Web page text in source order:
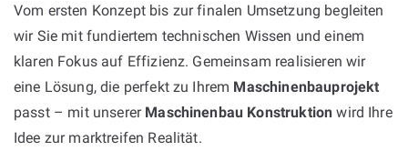
Vom ersten Konzept bis zur finalen Umsetzung begleiten
wir Sie mit fundiertem technischen Wissen und einem
klaren Fokus auf Effizienz. Gemeinsam realisieren wir
eine Lösung, die perfekt zu Ihrem Maschinenbauprojekt
passt – mit unserer Maschinenbau Konstruktion wird Ihre
Idee zur marktreifen Realität.